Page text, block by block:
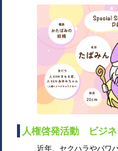
人権啓発活動 ビジ
近年、セクハラやパワ